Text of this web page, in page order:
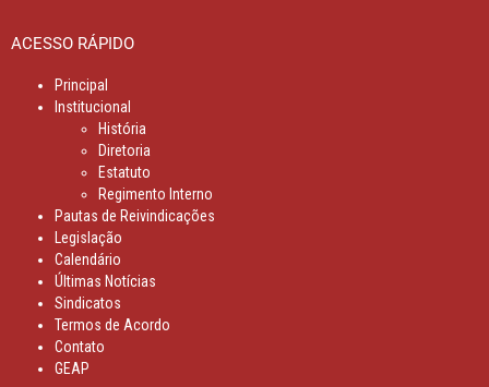
ACESSO RÁPIDO
Principal
Institucional
História
Diretoria
Estatuto
Regimento Interno
Pautas de Reivindicações
Legislação
Calendário
Últimas Notícias
Sindicatos
Termos de Acordo
Contato
GEAP